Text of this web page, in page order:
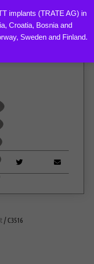
implants (TRATE AG) in
Croatia, Bosnia and
Sweden and Finland.
/ C3516